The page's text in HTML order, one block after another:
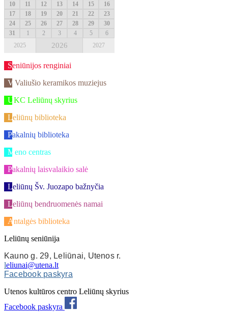
10
11 12 13 14 15
16
17
18 19 20 21 22
23
24
25 26 27 28 29
30
31
1 2 3 4 5
6
2025
2026 2027
Seniūnijos renginiai
V.Valiušio keramikos muziejus
UKC Leliūnų skyrius
Leliūnų biblioteka
Pakalnių biblioteka
Meno centras
Pakalnių laisvalaikio salė
Leliūnų Šv. Juozapo bažnyčia
Leliūnų bendruomenės namai
Antalgės biblioteka
Leliūnų seniūnija
Kauno g. 29, Leliūnai, Utenos r.
leliunai@utena.lt
Facebook paskyra
Utenos kultūros centro Leliūnų skyrius
Facebook paskyra